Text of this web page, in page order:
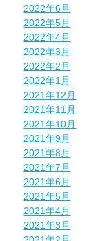
2022年6月
2022年5月
2022年4月
2022年3月
2022年2月
2022年1月
2021年12月
2021年11月
2021年10月
2021年9月
2021年8月
2021年7月
2021年6月
2021年5月
2021年4月
2021年3月